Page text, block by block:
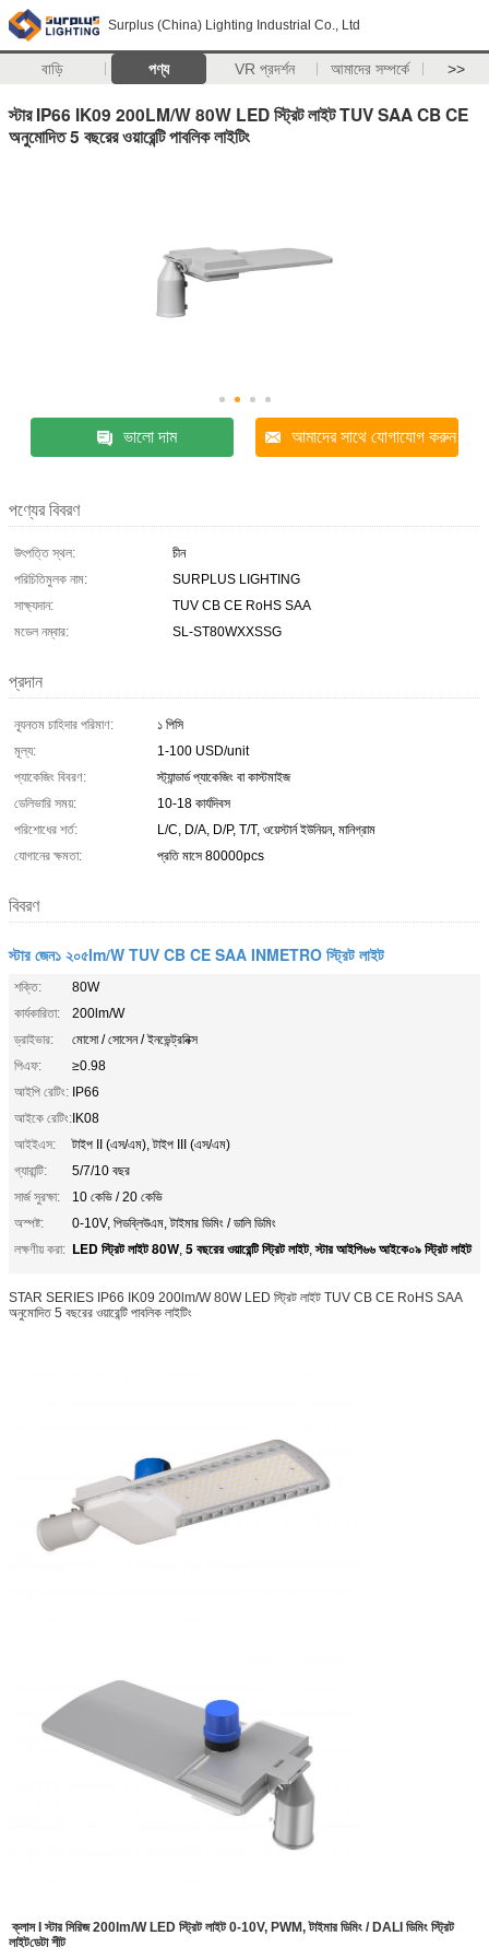
Surplus (China) Lighting Industrial Co., Ltd
বাড়ি পণ্য VR প্রদর্শন আমাদের সম্পর্কে >>
স্টার IP66 IK09 200LM/W 80W LED স্ট্রিট লাইট TUV SAA CB CE
অনুমোদিত 5 বছরের ওয়ারেন্টি পাবলিক লাইটিং
ভালো দাম আমাদের সাথে যোগাযোগ করুন
পণ্যের বিবরণ
উৎপত্তি স্থল:
চীন
পরিচিতিমুলক নাম:
SURPLUS LIGHTING
সাক্ষ্যদান:
TUV CB CE RoHS SAA
মডেল নম্বার:
SL-ST80WXXSSG
প্রদান
ন্যূনতম চাহিদার পরিমাণ:
১ পিসি
মূল্য:
1-100 USD/unit
প্যাকেজিং বিবরণ:
স্ট্যান্ডার্ড প্যাকেজিং বা কাস্টমাইজ
ডেলিভারি সময়:
10-18 কার্যদিবস
পরিশোধের শর্ত:
L/C, D/A, D/P, T/T, ওয়েস্টার্ন ইউনিয়ন, মানিগ্রাম
যোগানের ক্ষমতা:
প্রতি মাসে 80000pcs
বিবরণ
স্টার জেন১ ২০৫lm/W TUV CB CE SAA INMETRO স্ট্রিট লাইট
শক্তি:
80W
কার্যকারিতা:
200lm/W
ড্রাইভার:
মোসো / সোসেন / ইনভেন্ট্রনিক্স
পিএফ:
≥0.98
আইপি রেটিং: IP66
আইকে রেটিং:IK08
আইইএস:
টাইপ II (এস/এম), টাইপ III (এস/এম)
গ্যারান্টি:
5/7/10 বছর
সার্জ সুরক্ষা:
10 কেভি / 20 কেভি
অস্পষ্ট:
0-10V, পিডব্লিউএম, টাইমার ডিমিং / ডালি ডিমিং
লক্ষণীয় করা: LED স্ট্রিট লাইট 80W, 5 বছরের ওয়ারেন্টি স্ট্রিট লাইট,স্টার আইপি৬৬ আইকে০৯ স্ট্রিট লাইট
STAR SERIES IP66 IK09 200lm/W 80W LED স্ট্রিট লাইট TUV CB CE RoHS SAA
অনুমোদিত 5 বছরের ওয়ারেন্টি পাবলিক লাইটিং
ক্লাস I স্টার সিরিজ 200lm/W LED স্ট্রিট লাইট 0-10V, PWM, টাইমার ডিমিং / DALI ডিমিং স্ট্রিট
লাইটডেটা শীট